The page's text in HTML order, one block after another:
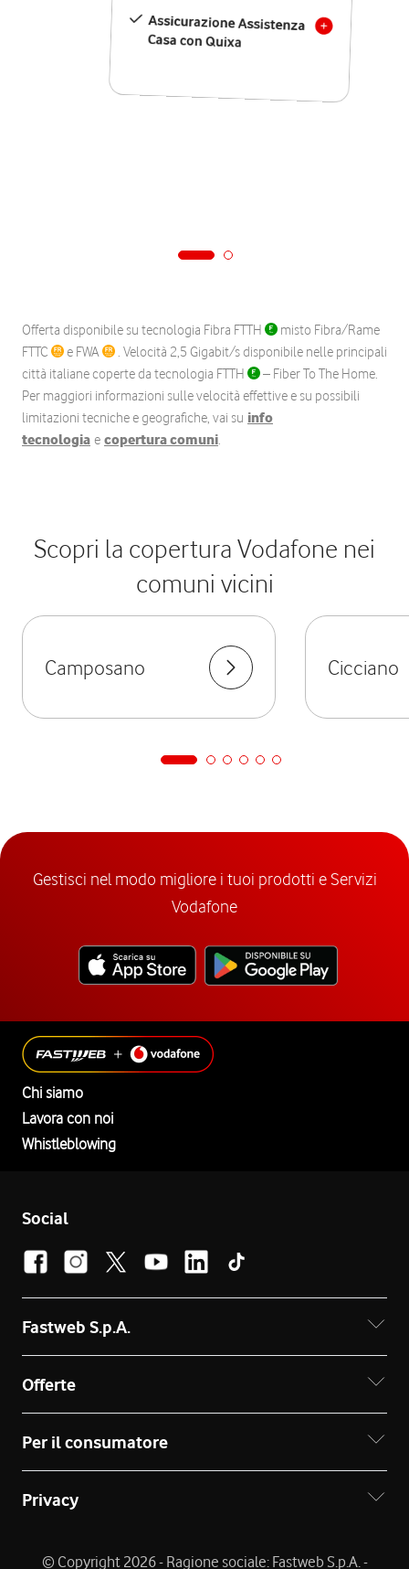
Assicurazione Assistenza
Casa con Quixa
Offerta disponibile su tecnologia Fibra FTTH
misto Fibra/Rame
FTTC
e FWA
. Velocità 2,5 Gigabit/s disponibile nelle principali
città italiane coperte da tecnologia FTTH
– Fiber To The Home.
Per maggiori informazioni sulle velocità effettive e su possibili
limitazioni tecniche e geografiche, vai su info
tecnologia e copertura comuni.
Scopri la copertura Vodafone nei
comuni vicini
Camposano Cicciano
Gestisci nel modo migliore i tuoi prodotti e Servizi
Vodafone
Chi siamo
Lavora con noi
Whistleblowing
Social
Fastweb S.p.A.
Offerte
Per il consumatore
Privacy
© Copyright 2026 - Ragione sociale: Fastweb S.p.A. -